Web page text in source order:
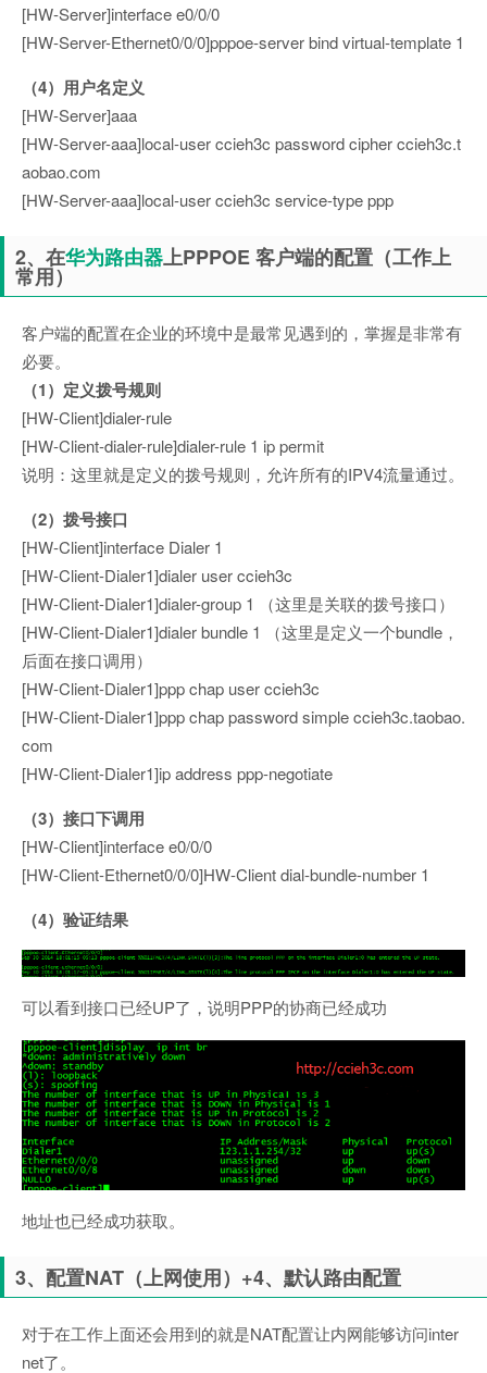
[HW-Server]interface e0/0/0
[HW-Server-Ethernet0/0/0]pppoe-server bind virtual-template 1
（4）用户名定义
[HW-Server]aaa
[HW-Server-aaa]local-user ccieh3c password cipher ccieh3c.t
aobao.com
[HW-Server-aaa]local-user ccieh3c service-type ppp
2、在华为路由器上PPPOE 客户端的配置（工作上
常用）
客户端的配置在企业的环境中是最常见遇到的，掌握是非常有
必要。
（1）定义拨号规则
[HW-Client]dialer-rule
[HW-Client-dialer-rule]dialer-rule 1 ip permit
说明：这里就是定义的拨号规则，允许所有的IPV4流量通过。
（2）拨号接口
[HW-Client]interface Dialer 1
[HW-Client-Dialer1]dialer user ccieh3c
[HW-Client-Dialer1]dialer-group 1 （这里是关联的拨号接口）
[HW-Client-Dialer1]dialer bundle 1 （这里是定义一个bundle，
后面在接口调用）
[HW-Client-Dialer1]ppp chap user ccieh3c
[HW-Client-Dialer1]ppp chap password simple ccieh3c.taobao.
com
[HW-Client-Dialer1]ip address ppp-negotiate
（3）接口下调用
[HW-Client]interface e0/0/0
[HW-Client-Ethernet0/0/0]HW-Client dial-bundle-number 1
（4）验证结果
可以看到接口已经UP了，说明PPP的协商已经成功
地址也已经成功获取。
3、配置NAT（上网使用）+4、默认路由配置
对于在工作上面还会用到的就是NAT配置让内网能够访问inter
net了。